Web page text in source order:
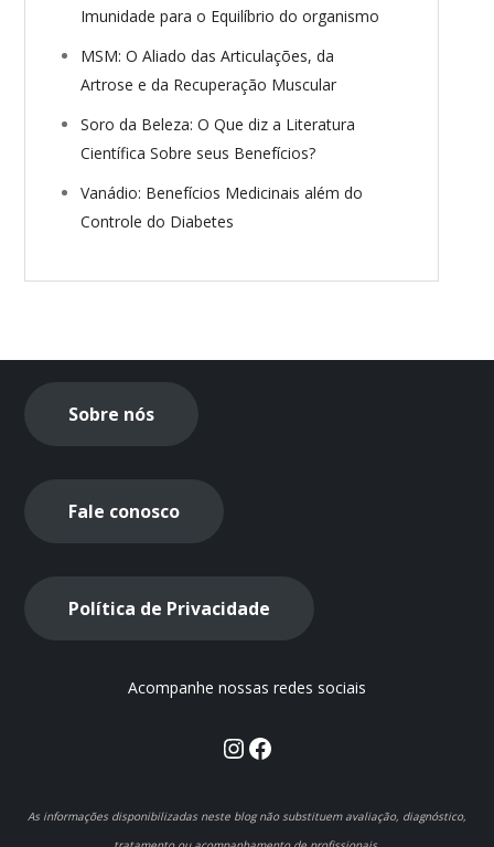
Imunidade para o Equilíbrio do organismo
MSM: O Aliado das Articulações, da
Artrose e da Recuperação Muscular
Soro da Beleza: O Que diz a Literatura
Científica Sobre seus Benefícios?
Vanádio: Benefícios Medicinais além do
Controle do Diabetes
Sobre nós
Fale conosco
Política de Privacidade
Acompanhe nossas redes sociais
Instagram
Facebook
As informações disponibilizadas neste blog não substituem avaliação, diagnóstico,